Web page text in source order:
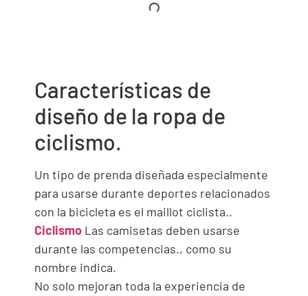
Características de
diseño de la ropa de
ciclismo.
Un tipo de prenda diseñada especialmente
para usarse durante deportes relacionados
con la bicicleta es el maillot ciclista..
Ciclismo Las camisetas deben usarse
durante las competencias., como su
nombre indica.
No solo mejoran toda la experiencia de